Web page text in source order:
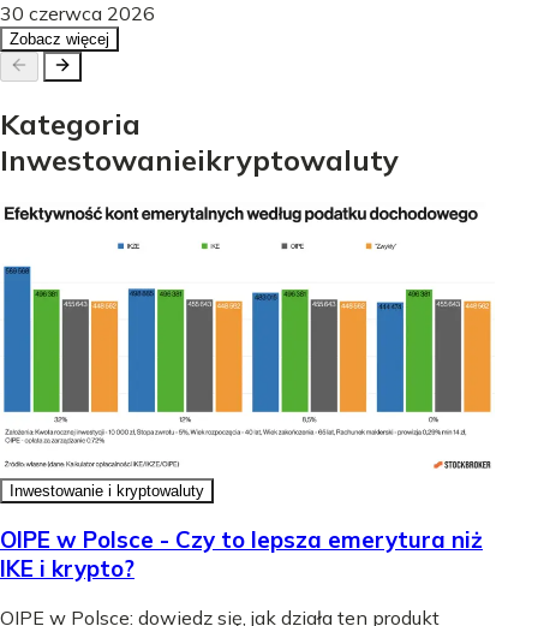
30 czerwca 2026
Zobacz więcej
Kategoria
Inwestowanieikryptowaluty
Inwestowanie i kryptowaluty
OIPE w Polsce - Czy to lepsza emerytura niż
IKE i krypto?
OIPE w Polsce: dowiedz się, jak działa ten produkt